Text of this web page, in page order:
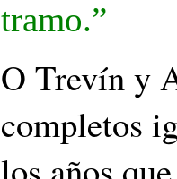
tramo.”
O Trevín y
completos